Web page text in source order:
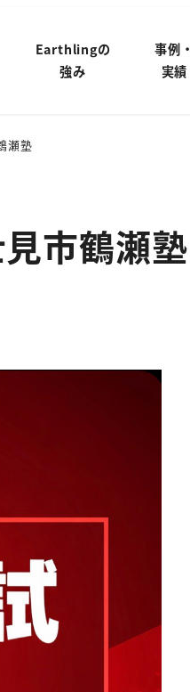
Earthlingの
強み
事例・
実績
瀬塾
市鶴瀬塾